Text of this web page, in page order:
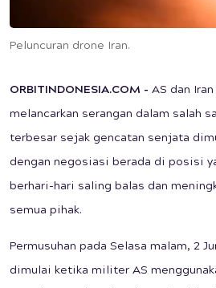
Peluncuran drone Iran.
ORBITINDONESIA.COM - AS dan
melancarkan serangan dalam salah
terbesar sejak gencatan senjata
dengan negosiasi berada di posisi
berhari-hari saling balas dan
semua pihak.
Permusuhan pada Selasa malam, 2
dimulai ketika militer AS